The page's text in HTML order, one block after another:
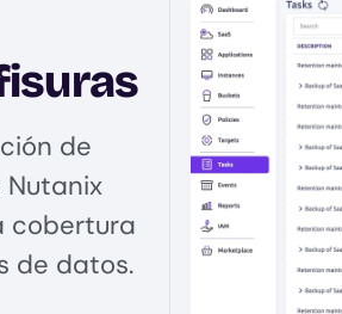
de
cobertura
de datos.